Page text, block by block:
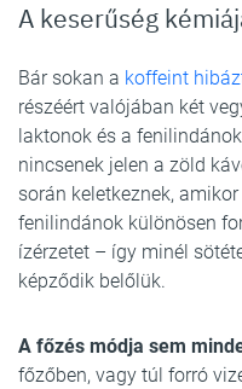
A keserűség
Bár sokan a koffeint
részéért valójában két
laktonok és a
nincsenek jelen a zöld
során keletkeznek,
fenilindánok különösen
ízérzetet – így minél
képződik belőlük.
A főzés módja sem
főzőben, vagy túl forró